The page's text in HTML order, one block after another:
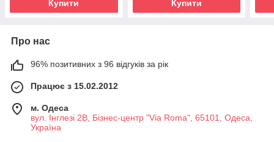
Купити Купити
Про нас
96% позитивних з 96 відгуків за рік
Працює з 15.02.2012
м. Одеса
вул. Інглезі 2В, Бізнес-центр "Via Roma", 65101, Одеса,
Україна